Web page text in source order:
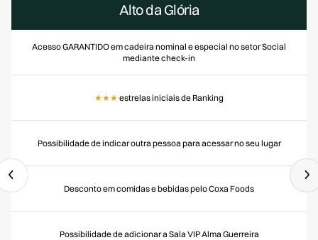
Alto da Glória
Acesso GARANTIDO em cadeira nominal e especial no setor Social
mediante check-in
★★★ estrelas iniciais de Ranking
Possibilidade de indicar outra pessoa para acessar no seu lugar
Desconto em comidas e bebidas pelo Coxa Foods
Possibilidade de adicionar a Sala VIP Alma Guerreira